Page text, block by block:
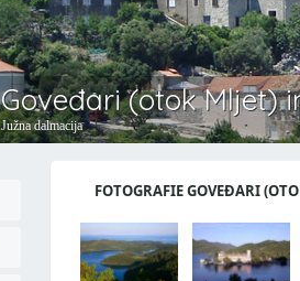
Goveđari (otok Mljet)
Južna dalmacija
FOTOGRAFIE GOVEĐARI